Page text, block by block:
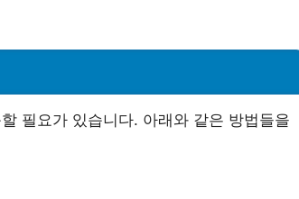
필요가 있습니다. 아래와 같은 방법들을